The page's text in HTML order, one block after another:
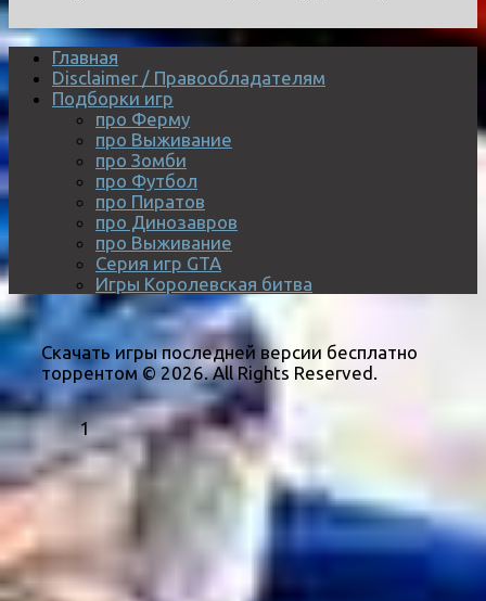
Главная
Disclaimer / Правообладателям
Подборки игр
про Ферму
про Выживание
про Зомби
про Футбол
про Пиратов
про Динозавров
про Выживание
Серия игр GTA
Игры Королевская битва
Скачать игры последней версии бесплатно
торрентом © 2026. All Rights Reserved.
1